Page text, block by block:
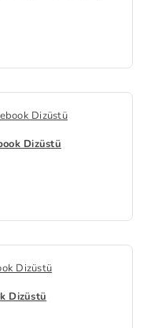
Dizüstü
Dizüstü